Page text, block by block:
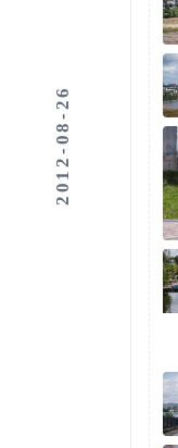
2012-08-26